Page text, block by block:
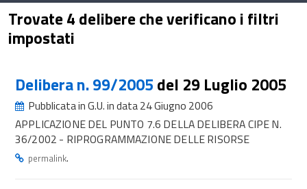
Trovate 4 delibere che verificano i filtri
impostati
Delibera n. 99/2005 del 29 Luglio 2005
Pubblicata in G.U. in data 24 Giugno 2006
APPLICAZIONE DEL PUNTO 7.6 DELLA DELIBERA CIPE N.
36/2002 - RIPROGRAMMAZIONE DELLE RISORSE
permalink.